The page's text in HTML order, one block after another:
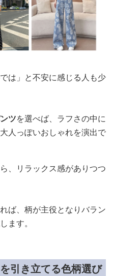
は」と不安に感じる人も少
ツを選べば、ラフさの中に
人っぽいおしゃれを演出で
、リラックス感がありつつ
ば、柄が主役となりバラン
ます。
引き立てる色柄選び